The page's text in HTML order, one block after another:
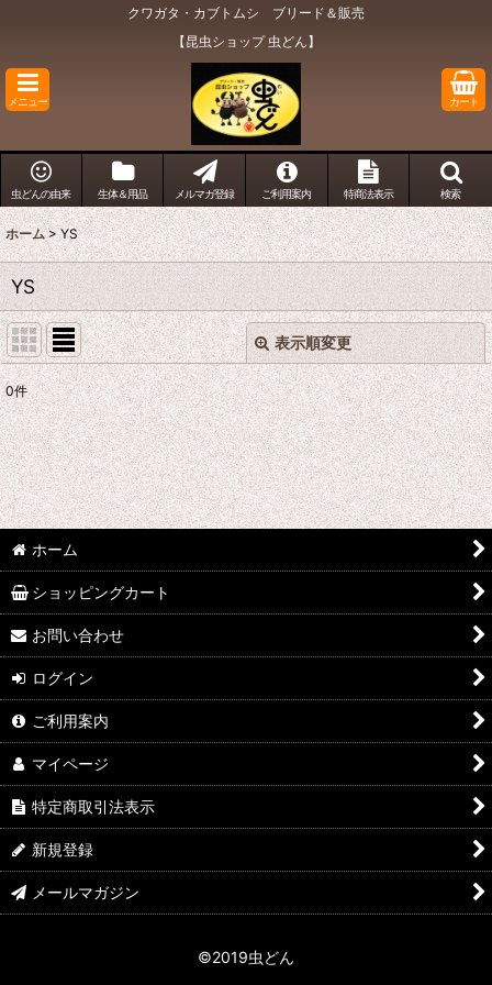
クワガタ・カブトムシ ブリード＆販売
【昆虫ショップ 虫どん】
メニュー カート
虫どんの由来 生体＆用品 メルマガ登録 ご利用案内 特商法表示 検索
ホーム > YS
YS
表示順変更
表示数:
在庫あり
並び順:
閉じる
0件
ホーム
ショッピングカート
お問い合わせ
ログイン
ご利用案内
マイページ
特定商取引法表示
新規登録
メールマガジン
©2019虫どん